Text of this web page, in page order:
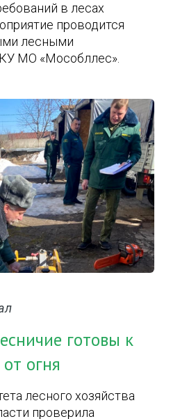
в лесах
проводится
лесными
МО «Мособллес».
готовы к
огня
лесного хозяйства
проверила